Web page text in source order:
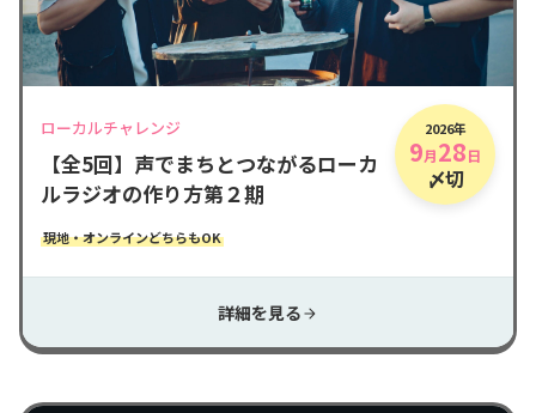
ローカルチャレンジ
【全5回】声でまちとつながるローカ
ルラジオの作り方第２期
2026年
9月28日
〆切
現地・オンラインどちらもOK
詳細を見る